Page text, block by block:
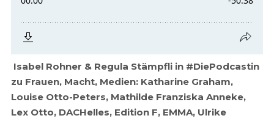
Isabel Rohner & Regula Stämpfli in #DiePodcastin
zu Frauen, Macht, Medien: Katharine Graham,
Louise Otto-Peters, Mathilde Franziska Anneke,
Lex Otto, DACHelles, Edition F, EMMA, Ulrike